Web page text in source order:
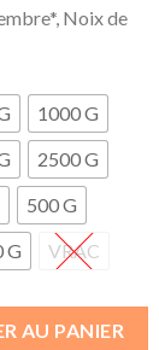
Noix de
1000 G
2500 G
500 G
G
VRAC
AU PANIER